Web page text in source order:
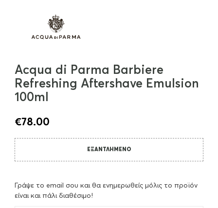
Acqua di Parma Barbiere
Refreshing Aftershave Emulsion
100ml
€78.00
ΕΞΑΝΤΛΗΜΈΝΟ
Γράψε το email σου και θα ενημερωθείς μόλις το προϊόν
είναι και πάλι διαθέσιμο!